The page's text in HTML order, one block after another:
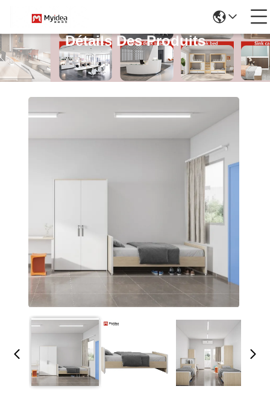
Détails Des Produits